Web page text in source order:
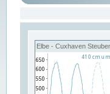
Elbe - Cuxhaven